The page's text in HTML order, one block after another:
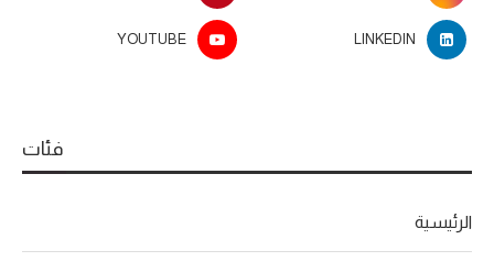
LINKEDIN
YOUTUBE
فئات
الرئيسية